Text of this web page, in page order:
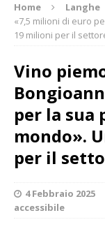
Home Langhe
«7,5 milioni di euro
19 milioni per il
Vino
per la sua
mondo».
per il
4 Febbraio 2025
accessibile